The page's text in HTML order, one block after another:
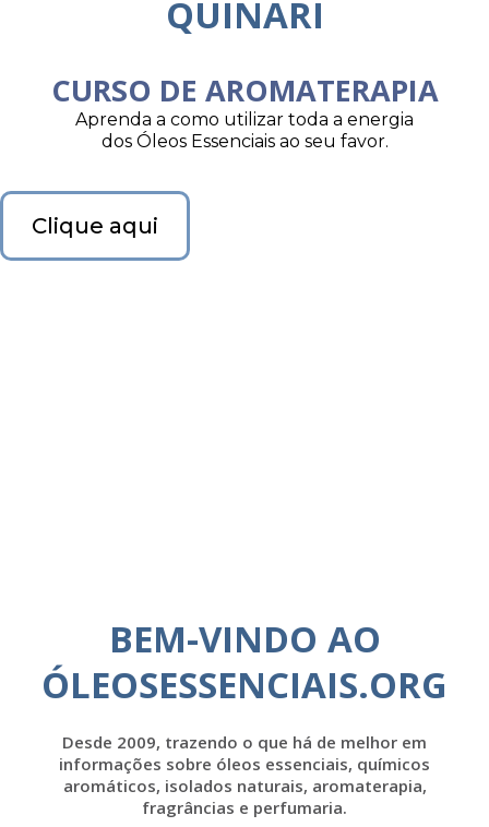
QUINARI
CURSO DE AROMATERAPIA
Aprenda a como utilizar toda a energia
dos Óleos Essenciais ao seu favor.
Clique aqui
BEM-VINDO AO
ÓLEOSESSENCIAIS.ORG
Desde 2009, trazendo o que há de melhor em
informações sobre óleos essenciais, químicos
aromáticos, isolados naturais, aromaterapia,
fragrâncias e perfumaria.